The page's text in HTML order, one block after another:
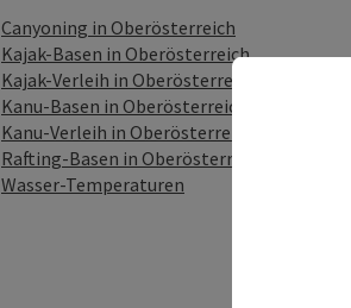
Canyoning in Oberösterreich
Kajak-Basen in Oberösterreich
Kajak-Verleih in Oberösterreich
Kanu-Basen in Oberösterreich
Kanu-Verleih in Oberösterreich
Rafting-Basen in Oberösterreich
Wasser-Temperaturen